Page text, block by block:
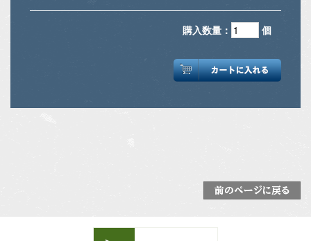
購入数量： 個
前のページに戻る